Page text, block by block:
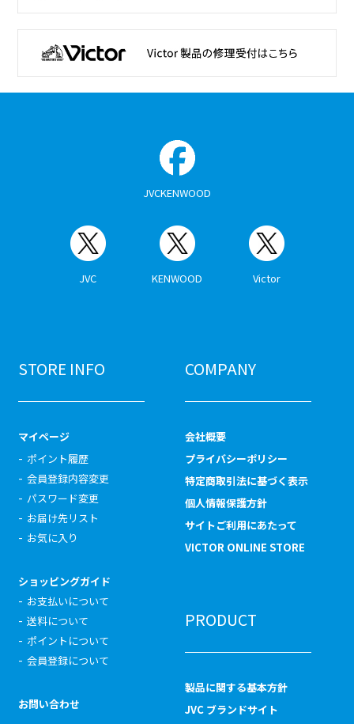
JVCKENWOOD
JVC KENWOOD Victor
STORE INFO
マイページ
ポイント履歴
会員登録内容変更
パスワード変更
お届け先リスト
お気に入り
ショッピングガイド
お支払いについて
送料について
ポイントについて
会員登録について
お問い合わせ
COMPANY
会社概要
プライバシーポリシー
特定商取引法に基づく表示
個人情報保護方針
サイトご利用にあたって
VICTOR ONLINE STORE
PRODUCT
製品に関する基本方針
JVC ブランドサイト